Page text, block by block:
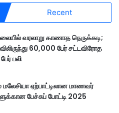
Recent
வரலாறு காணாத நெருக்கடி;
60,000 பேர் சட்டவிரோத
பலி
ஏற்பாட்டிலான மாணவர்
பேச்சுப் போட்டி 2025